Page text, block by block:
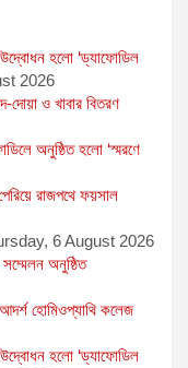
হলো ‘ড্যাফোডিল
2026
দোয়া ও খাবার বিতরণ
অনুষ্ঠিত হলো ‘স্মরণে
রাজপথে ফয়সাল
6 August 2026
অনুষ্ঠিত
হোমিওপ্যাথি কলেজ
হলো ‘ড্যাফোডিল